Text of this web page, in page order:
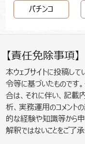
パチンコ
【責任免除事項】
本ウェブサイトに投稿し
令等に基づいたものです
合は、それに伴い、記載
析、実務運用のコメント
的な経験や知識等から
解釈ではないことをご了承